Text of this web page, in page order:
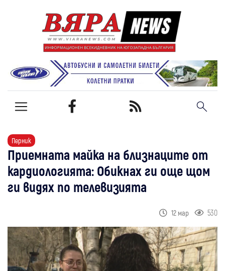
Перник
Приемната майка на близнаците от
кардиологията: Обикнах ги още щом
ги видях по телевизията
12 мар 530